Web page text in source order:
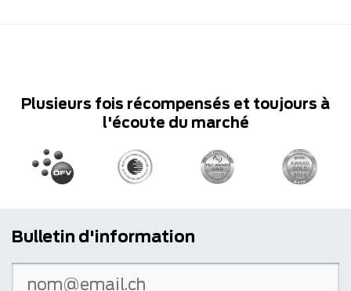
Plusieurs fois récompensés et toujours à
l'écoute du marché
Bulletin d'information